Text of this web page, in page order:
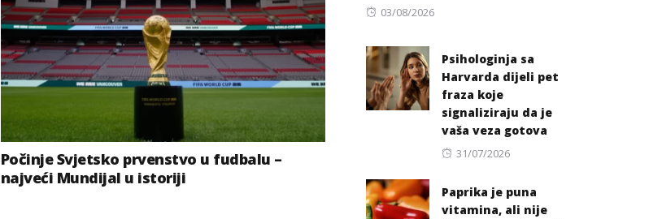
Počinje Svjetsko prvenstvo u fudbalu –
najveći Mundijal u istoriji
Posted
03/08/2026
Psihologinja sa
Harvarda dijeli pet
fraza koje
signaliziraju da je
vaša veza gotova
Posted
31/07/2026
Paprika je puna
vitamina, ali nije